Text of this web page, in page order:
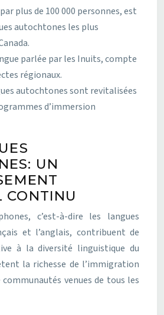
plus de 100 000 personnes, est
autochtones les plus
parlée par les Inuits, compte
régionaux.
autochtones sont revitalisées
d’immersion
UN
CONTINU
c’est-à-dire les langues
et l’anglais, contribuent de
à la diversité linguistique du
la richesse de l’immigration
venues de tous les